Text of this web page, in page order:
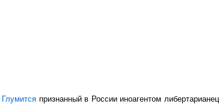
Глумится признанный в России иноагентом либертарианец